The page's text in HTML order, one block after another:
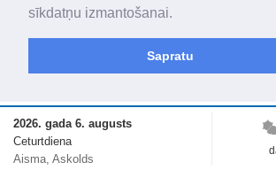
sīkdatņu izmantošanai.
Sapratu
„Latgales Laiks” iznāk latviešu un krievu valodās visā
„Latgales Laiks” latviešu valodā aptver Daugavpils
novadu un apkārtējos novadus un pilsētas.
2026. gada 6. augusts
Ceturtdiena
Aisma, Askolds